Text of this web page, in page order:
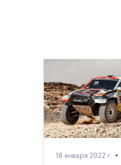
18 января 2022 г.